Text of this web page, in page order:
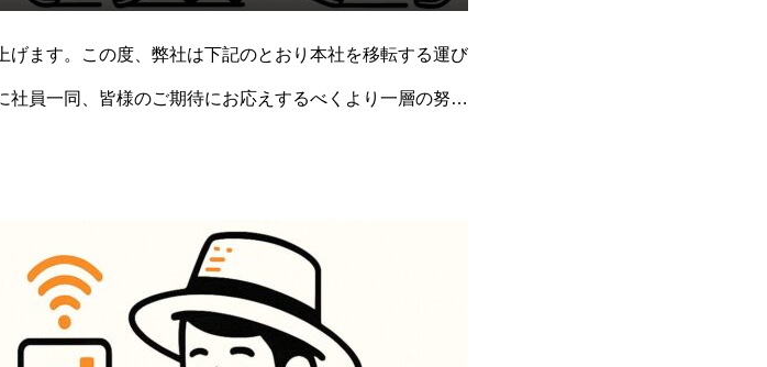
ます。この度、弊社は下記のとおり本社を移転する運び
員一同、皆様のご期待にお応えするべくより一層の努力